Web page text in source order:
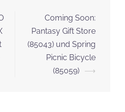
Coming Soon:
Pantasy Gift Store
(85043) und Spring
Picnic Bicycle
(85059) ⟶